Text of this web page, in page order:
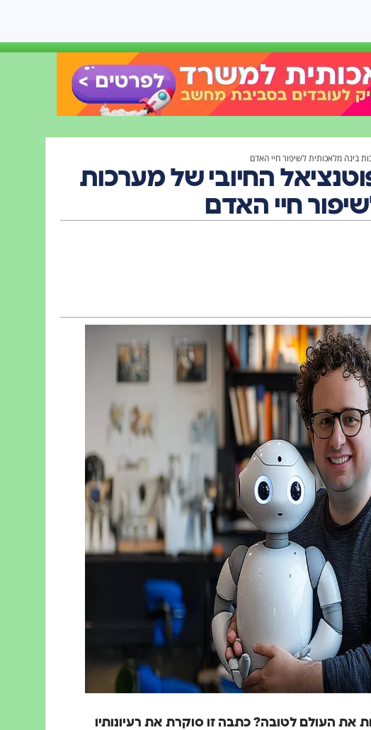
בינה מלאכותית לשיפור חיי האדם
החיובי של מערכות
חיי האדם
את העולם לטובה? כתבה זו סוקרת את רעיונותיו